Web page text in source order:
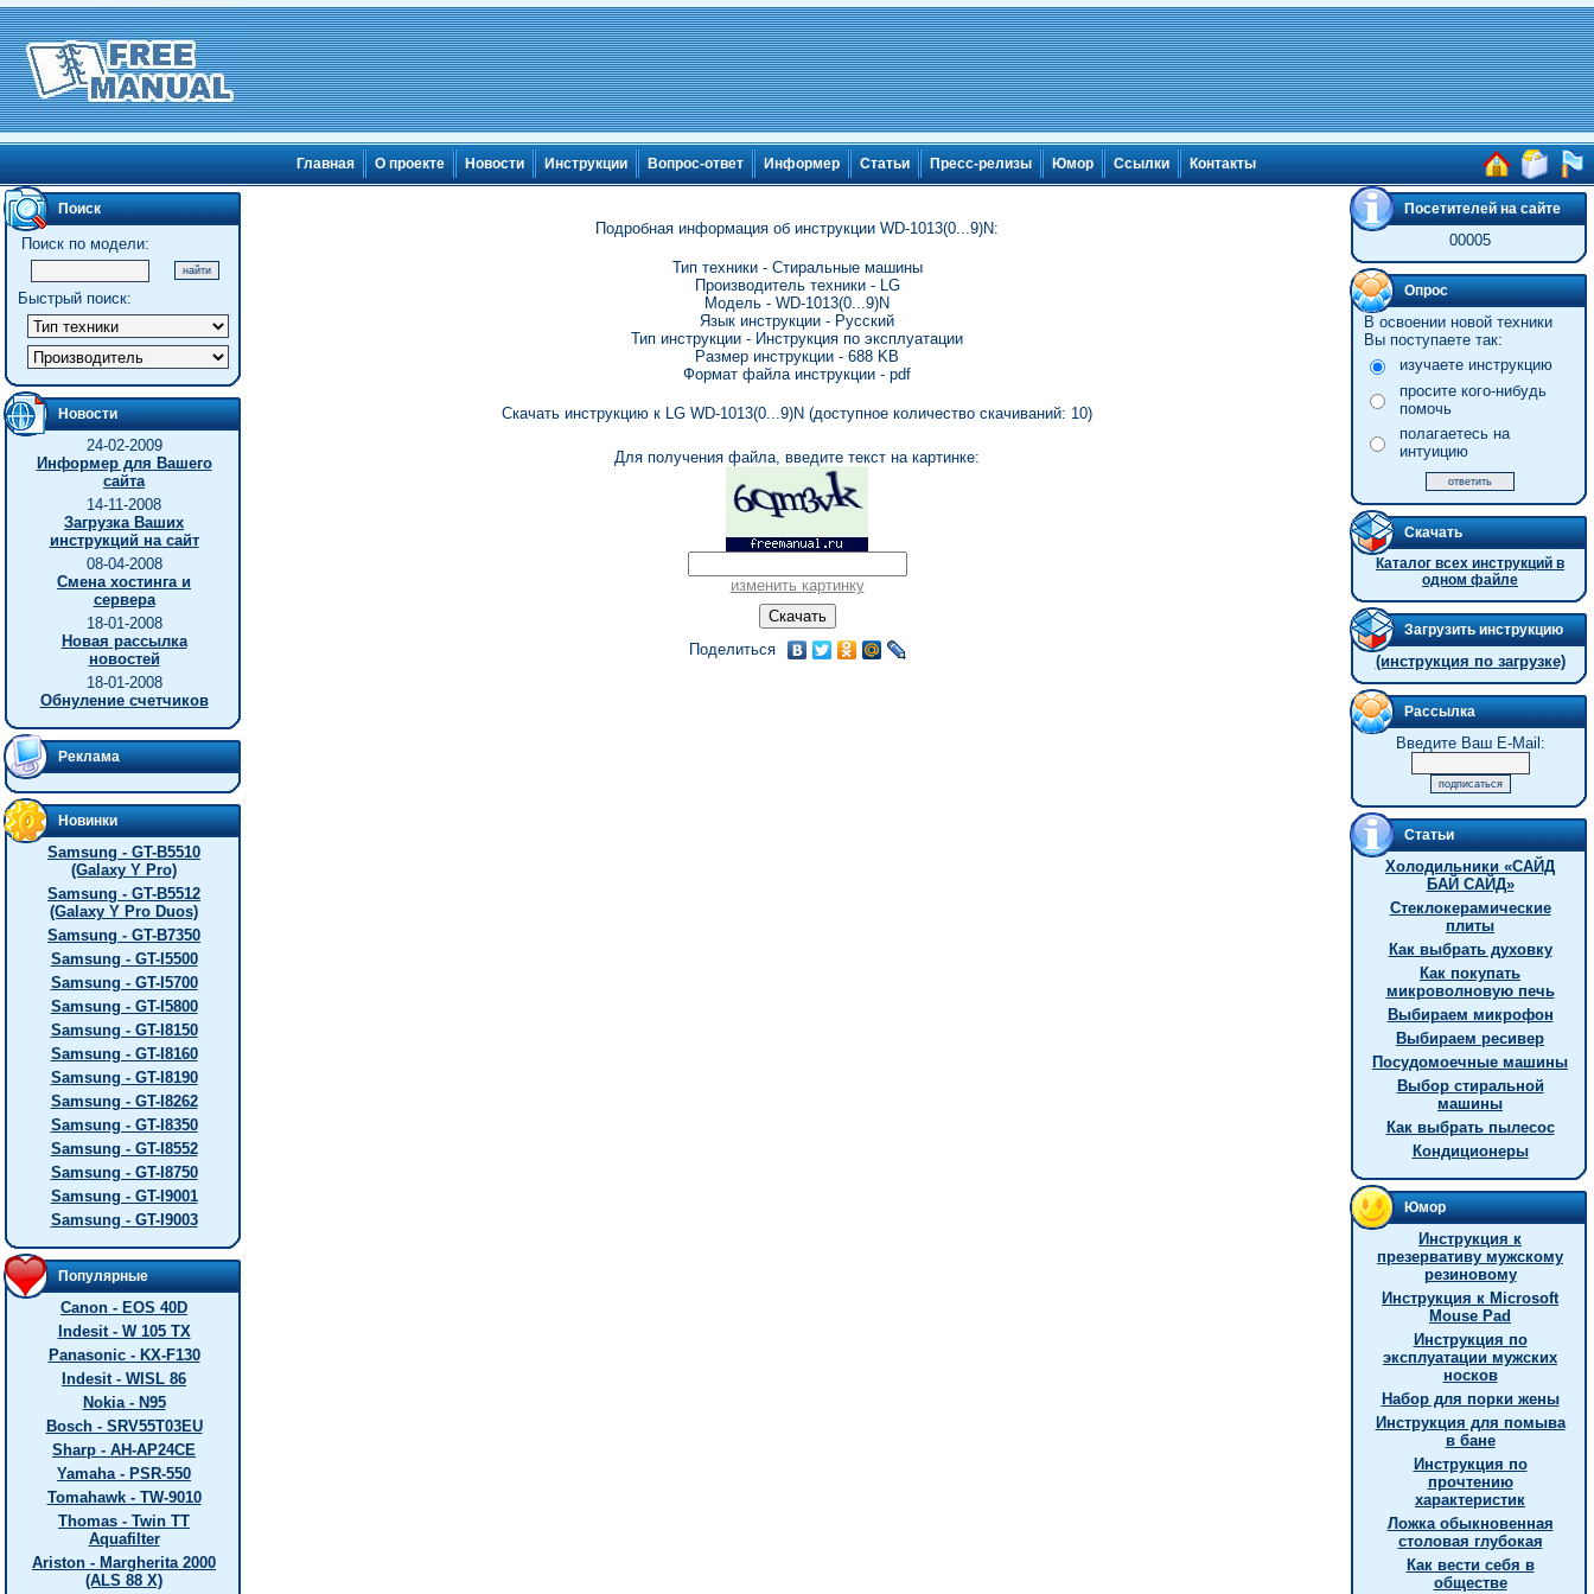
Главная О проекте Новости Инструкции Вопрос-ответ Информер Статьи Пресс-релизы Юмор Ссылки Контакты
Поиск
Поиск по модели:
Быстрый поиск:
Новости
24-02-2009
Информер для Вашего
сайта
14-11-2008
Загрузка Ваших
инструкций на сайт
08-04-2008
Смена хостинга и
сервера
18-01-2008
Новая рассылка
новостей
18-01-2008
Обнуление счетчиков
Реклама
Новинки
Samsung - GT-B5510
(Galaxy Y Pro)
Samsung - GT-B5512
(Galaxy Y Pro Duos)
Samsung - GT-B7350
Samsung - GT-I5500
Samsung - GT-I5700
Samsung - GT-I5800
Samsung - GT-I8150
Samsung - GT-I8160
Samsung - GT-I8190
Samsung - GT-I8262
Samsung - GT-I8350
Samsung - GT-I8552
Samsung - GT-I8750
Samsung - GT-I9001
Samsung - GT-I9003
Популярные
Canon - EOS 40D
Indesit - W 105 TX
Panasonic - KX-F130
Indesit - WISL 86
Nokia - N95
Bosch - SRV55T03EU
Sharp - AH-AP24CE
Yamaha - PSR-550
Tomahawk - TW-9010
Thomas - Twin TT
Aquafilter
Ariston - Margherita 2000
(ALS 88 X)
Подробная информация об инструкции WD-1013(0...9)N:
Тип техники - Стиральные машины
Производитель техники - LG
Модель - WD-1013(0...9)N
Язык инструкции - Русский
Тип инструкции - Инструкция по эксплуатации
Размер инструкции - 688 KB
Формат файла инструкции - pdf
Скачать инструкцию к LG WD-1013(0...9)N (доступное количество скачиваний: 10)
Для получения файла, введите текст на картинке:
изменить картинку
Поделиться
Посетителей на сайте
00005
Опрос
В освоении новой техники
Вы поступаете так:
изучаете инструкцию
просите кого-нибудь
помочь
полагаетесь на
интуицию
Скачать
Каталог всех инструкций в
одном файле
Загрузить инструкцию
(инструкция по загрузке)
Рассылка
Введите Ваш E-Mail:
Статьи
Холодильники «САЙД
БАЙ САЙД»
Стеклокерамические
плиты
Как выбрать духовку
Как покупать
микроволновую печь
Выбираем микрофон
Выбираем ресивер
Посудомоечные машины
Выбор стиральной
машины
Как выбрать пылесос
Кондиционеры
Юмор
Инструкция к
презервативу мужскому
резиновому
Инструкция к Microsoft
Mouse Pad
Инструкция по
эксплуатации мужских
носков
Hабор для порки жены
Инструкция для помыва
в бане
Инструкция по
прочтению
характеристик
Ложка обыкновенная
столовая глубокая
Как вести себя в
обществе